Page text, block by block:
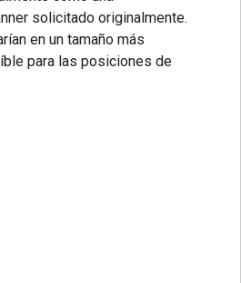
solicitado originalmente.
en un tamaño más
para las posiciones de